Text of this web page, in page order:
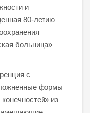
и
80-летию
больница»
с
формы
из